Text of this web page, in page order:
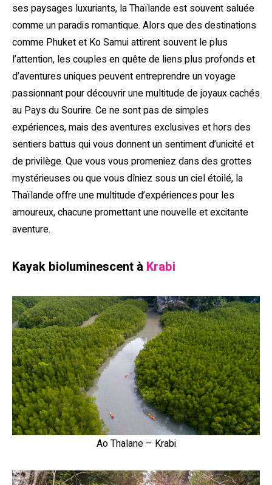
ses paysages luxuriants, la Thaïlande est souvent saluée
comme un paradis romantique. Alors que des destinations
comme Phuket et Ko Samui attirent souvent le plus
l’attention, les couples en quête de liens plus profonds et
d’aventures uniques peuvent entreprendre un voyage
passionnant pour découvrir une multitude de joyaux cachés
au Pays du Sourire. Ce ne sont pas de simples
expériences, mais des aventures exclusives et hors des
sentiers battus qui vous donnent un sentiment d’unicité et
de privilège. Que vous vous promeniez dans des grottes
mystérieuses ou que vous dîniez sous un ciel étoilé, la
Thaïlande offre une multitude d’expériences pour les
amoureux, chacune promettant une nouvelle et excitante
aventure.
Kayak bioluminescent à Krabi
Ao Thalane – Krabi